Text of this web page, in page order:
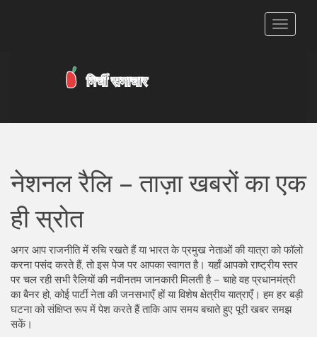
टॉगल
नेशनल रैलि – ताज़ा खबरों का एक
ही स्रोत
अगर आप राजनीति में रुचि रखते हैं या भारत के प्रमुख नेताओं की यात्रा को फॉलो
करना पसंद करते हैं, तो इस पेज पर आपका स्वागत है। यहाँ आपको राष्ट्रीय स्तर
पर चल रही सभी रैलियों की नवीनतम जानकारी मिलती है – चाहे वह प्रधानमंत्री
का बैनर हो, कोई पार्टी नेता की जनसभाएँ हों या विशेष क्षेत्रीय यात्राएँ। हम हर बड़ी
घटना को संक्षिप्त रूप में पेश करते हैं ताकि आप समय बचाते हुए पूरी खबर समझ
सकें।